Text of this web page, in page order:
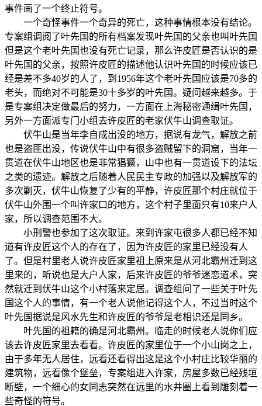
事件画了一个终止符号。
一个奇怪事件一个奇异的死亡，这种事情根本没有结论。
专案组调阅了叶先国的所有档案发现叶先国的父亲也叫叶先国
但是这个老叶先国也没有死亡记录，那么许皮匠是否认识的是
叶先国的父亲，按照许皮匠的描述他认识叶先国的时候应该已
经是差不多40岁的人了，到1956年这个老叶先国应该是70多的
老头，而绝对不可能是30十多岁的叶先国。疑问越来越多。于
是专案组决定做最后的努力，一方面在上海秘密通缉叶先国，
另外一方面派专门小组去许皮匠的老家伏牛山调查取证。
伏牛山是当年李自成出没的地方，据说有龙气，解放之前
也是盗匪出没，传说伏牛山中有很多盗贼留下的洞窟，当年一
贯道在伏牛山地区也是非常猖獗，山中也有一贯道设下的法坛
之类的遗迹。解放之后随着人民民主专政的加强以及解放军的
多次剿灭，伏牛山恢复了少有的平静，许皮匠那个村庄就位于
伏牛山外围一个叫许家口的地方，这个村子里面只有10来户人
家，所以调查范围不大。
小刑警也参加了这次取证。来到许家屯很多人都已经不知
道有许皮匠这个人的存在了，因为许皮匠的家里已经没有人
了。但是村里老人说许皮匠家里祖上原来是从河北霸州迁到这
里来的，听说也是大户人家，后来许皮匠的爷爷迷恋道术，突
然就迁到伏牛山这个小村落来定居。调查组问了一些关于叶先
国这个人的事情，有一个老人说他记得这个人，不过当时这个
叶先国据说是风水先生和许皮匠的爷爷是老相识还是同乡。
叶先国的祖籍的确是河北霸州。临走的时候老人说你们应
该去许皮匠家里去看看。许皮匠的家里位于一个小山岗之上，
由于多年无人居住，远看还看得出这是这个小村庄比较华丽的
建筑物，远看像个堡垒，专案组进入许家，房屋多数已经残垣
断壁，一个细心的女同志突然在远里的水井圈上看到雕刻着一
些奇怪的符号。